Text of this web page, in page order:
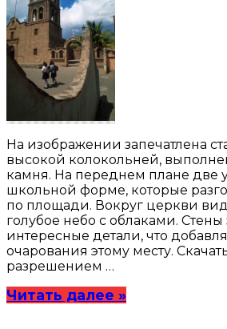
На изображении запечатлена
высокой колокольней,
камня. На переднем плане две
школьной форме, которые
по площади. Вокруг церкви
голубое небо с облаками.
интересные детали, что
очарования этому месту.
разрешением …
Читать далее »